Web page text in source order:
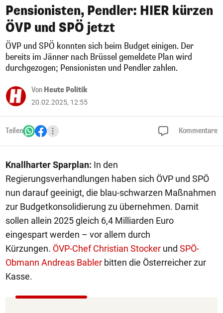
Pensionisten, Pendler: HIER kürzen
ÖVP und SPÖ jetzt
ÖVP und SPÖ konnten sich beim Budget einigen. Der
bereits im Jänner nach Brüssel gemeldete Plan wird
durchgezogen; Pensionisten und Pendler zahlen.
Von Heute Politik
20.02.2025, 12:55
Teilen Kommentare
Knallharter Sparplan: In den
Regierungsverhandlungen haben sich ÖVP und SPÖ
nun darauf geeinigt, die blau-schwarzen Maßnahmen
zur Budgetkonsolidierung zu übernehmen. Damit
sollen allein 2025 gleich 6,4 Milliarden Euro
eingespart werden – vor allem durch
Kürzungen. ÖVP-Chef Christian Stocker und SPÖ-
Obmann Andreas Babler bitten die Österreicher zur
Kasse.